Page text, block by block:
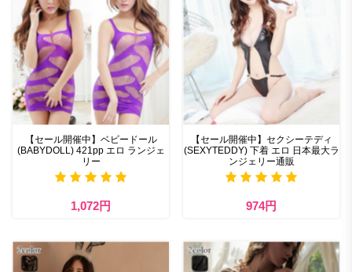
【セール開催中】ベビードール
(BABYDOLL) 421pp エロ ランジェ
リー
1,072円
【セール開催中】セクシーテディ
(SEXYTEDDY) 下着 エロ 日本最大ラ
ンジェリー通販
974円